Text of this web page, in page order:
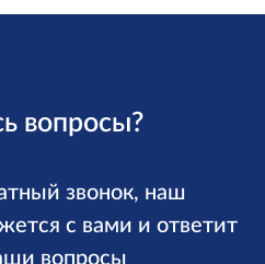
вопросы?
звонок, наш
с вами и ответит
вопросы